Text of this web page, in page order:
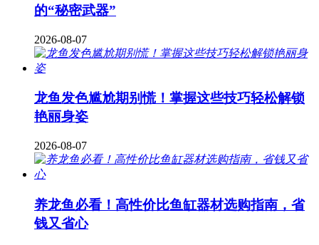
的“秘密武器”
2026-08-07
龙鱼发色尴尬期别慌！掌握这些技巧轻松解锁
艳丽身姿
2026-08-07
养龙鱼必看！高性价比鱼缸器材选购指南，省
钱又省心